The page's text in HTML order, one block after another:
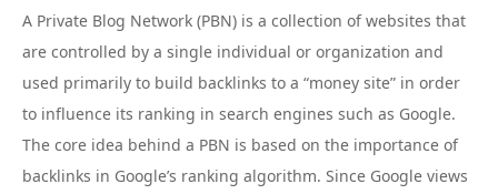
A Private Blog Network (PBN) is a collection of websites that
are controlled by a single individual or organization and
used primarily to build backlinks to a “money site” in order
to influence its ranking in search engines such as Google.
The core idea behind a PBN is based on the importance of
backlinks in Google’s ranking algorithm. Since Google views